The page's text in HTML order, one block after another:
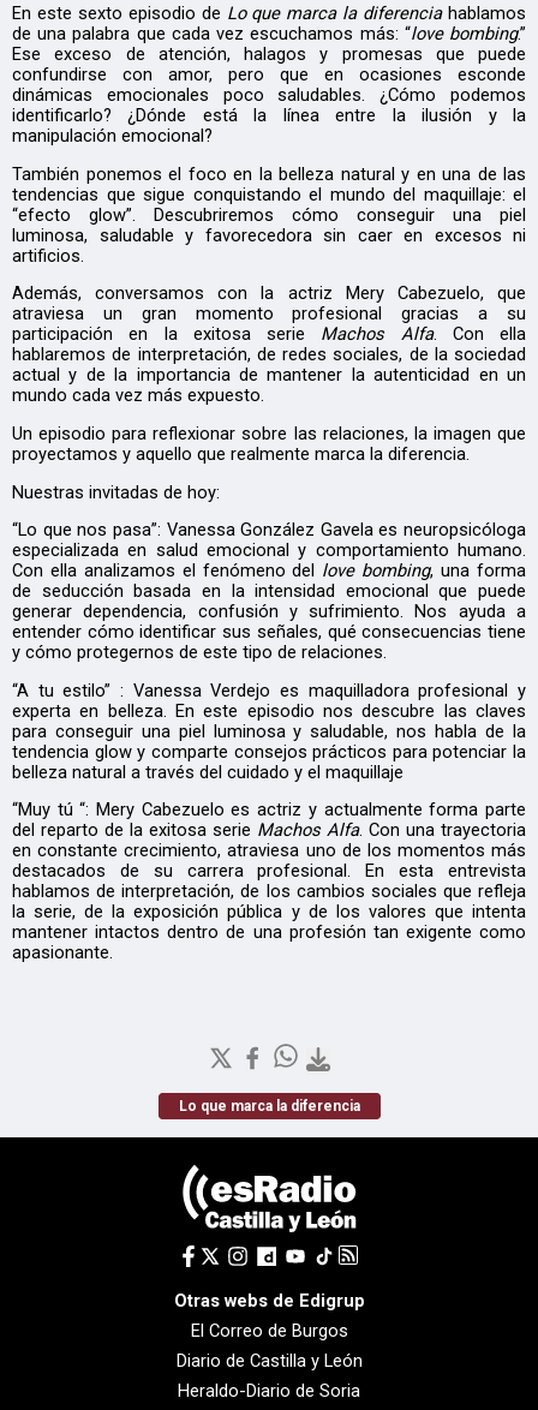
En este sexto episodio de Lo que marca la diferenciahablamos
de una palabra que cada vez escuchamos más: “love bombing.”
Ese exceso de atención, halagos y promesas que puede
confundirse con amor, pero que en ocasiones esconde
dinámicas emocionales poco saludables. ¿Cómo podemos
identificarlo? ¿Dónde está la línea entre la ilusión y la
manipulación emocional?
También ponemos el foco en la belleza natural y en una de las
tendencias que sigue conquistando el mundo del maquillaje: el
“efecto glow”. Descubriremos cómo conseguir una piel
luminosa, saludable y favorecedora sin caer en excesos ni
artificios.
Además, conversamos con la actriz Mery Cabezuelo, que
atraviesa un gran momento profesional gracias a su
participación en la exitosa serie Machos Alfa. Con ella
hablaremos de interpretación, de redes sociales, de la sociedad
actual y de la importancia de mantener la autenticidad en un
mundo cada vez más expuesto.
Un episodio para reflexionar sobre las relaciones, la imagen que
proyectamos y aquello que realmente marca la diferencia.
Nuestras invitadas de hoy:
“Lo que nos pasa”: Vanessa González Gavela es neuropsicóloga
especializada en salud emocional y comportamiento humano.
Con ella analizamos el fenómeno del love bombing, una forma
de seducción basada en la intensidad emocional que puede
generar dependencia, confusión y sufrimiento. Nos ayuda a
entender cómo identificar sus señales, qué consecuencias tiene
y cómo protegernos de este tipo de relaciones.
“A tu estilo” : Vanessa Verdejo es maquilladora profesional y
experta en belleza. En este episodio nos descubre las claves
para conseguir una piel luminosa y saludable, nos habla de la
tendencia glow y comparte consejos prácticos para potenciar la
belleza natural a través del cuidado y el maquillaje
“Muy tú “: Mery Cabezuelo es actriz y actualmente forma parte
del reparto de la exitosa serie Machos Alfa. Con una trayectoria
en constante crecimiento, atraviesa uno de los momentos más
destacados de su carrera profesional. En esta entrevista
hablamos de interpretación, de los cambios sociales que refleja
la serie, de la exposición pública y de los valores que intenta
mantener intactos dentro de una profesión tan exigente como
apasionante.
Lo que marca la diferencia
Otras webs de Edigrup
El Correo de Burgos
Diario de Castilla y León
Heraldo-Diario de Soria